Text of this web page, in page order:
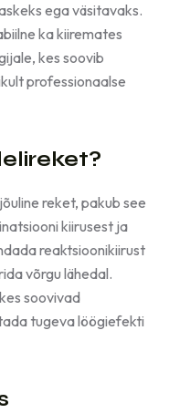
ega väsitavaks.
ka kiiremates
kes soovib
professionaalse
reket, pakub see
kiirusest ja
reaktsioonikiirust
võrgu lähedal.
soovivad
tugeva löögiefekti